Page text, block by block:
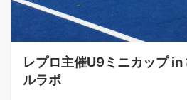
レプロ主催U9ミニカップ
ルラボ